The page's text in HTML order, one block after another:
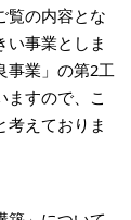
覧の内容とな
い事業としま
事業」の第2工
ますので、こ
考えておりま